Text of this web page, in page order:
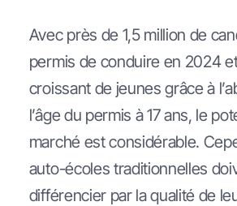
Avec près de 1,5 million de
permis de conduire en 2024
croissant de jeunes grâce à
l’âge du permis à 17 ans, le
marché est considérable.
auto-écoles traditionnelles
différencier par la qualité de